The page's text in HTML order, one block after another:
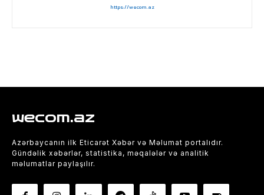
https://wecom.az
wecom.az
Azərbaycanın ilk Eticarət Xəbər və Məlumat portalıdır.
Gündəlik xəbərlər, statistika, məqalələr və analitik
məlumatlar paylaşılır.